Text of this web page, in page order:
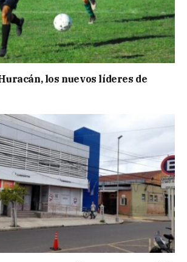
los nuevos líderes de